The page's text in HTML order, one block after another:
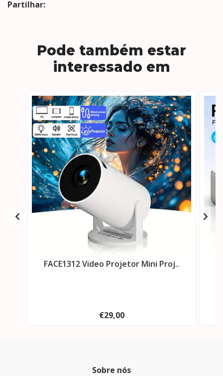
Partilhar:
Pode também estar
interessado em
FACE1312 Video Projetor Mini Proj..
€29,00
Sobre nós